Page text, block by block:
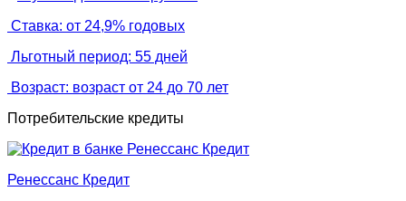
Ставка: от 24,9% годовых
Льготный период: 55 дней
Возраст: возраст от 24 до 70 лет
Потребительские кредиты
Ренессанс Кредит